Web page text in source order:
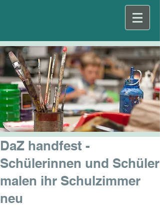
DaZ handfest -
Schülerinnen und Schüler
malen ihr Schulzimmer
neu